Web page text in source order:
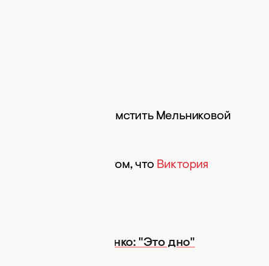
решила отомстить Мельниковой
новость о том, что Виктория
Анастасию Костенко: "Это дно"